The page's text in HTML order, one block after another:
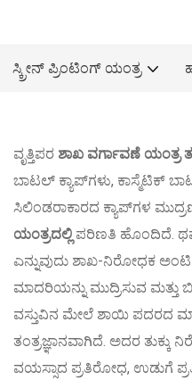
ಸ್ಕ್ರೀನ್ ಪ್ರಿಂಟಿಂಗ್ ಯಂತ್ರ
ವೃತ್ತಿಪರ ಶಾಖ ವರ್ಗಾವಣೆ ಯಂತ್ರ
ಬಾಟಲ್ ಕ್ಯಾಪ್‌ಗಳು, ಕಾಸ್ಮೆಟಿಕ್
ಸಿಲಿಂಡರಾಕಾರದ ಕ್ಯಾಪ್‌ಗಳ
ಯಂತ್ರದಲ್ಲಿಪರಿಣತಿ ಹೊಂದಿದೆ.
ಎನ್ನುವುದು ಶಾಖ-ನಿರೋಧಕ
ಮಾದರಿಯನ್ನು ಮುದ್ರಿಸುವ ಮತ್ತು
ವಸ್ತುವಿನ ಮೇಲೆ ಶಾಯಿ ಪದರದ
ತಂತ್ರಜ್ಞಾನವಾಗಿದೆ. ಅದರ
ವಯಸ್ಸಾದ ಪ್ರತಿರೋಧ, ಉಡುಗೆ